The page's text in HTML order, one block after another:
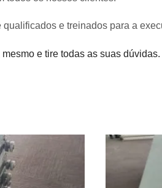
qualificados e treinados para a
e tire todas as suas dúvidas.